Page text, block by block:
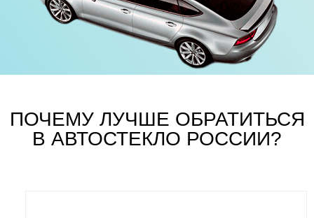
ПОЧЕМУ ЛУЧШЕ ОБРАТИТЬСЯ
В АВТОСТЕКЛО РОССИИ?